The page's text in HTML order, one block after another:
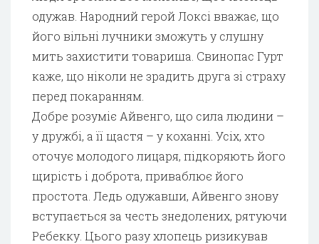
одужав. Народний герой Локсі вважає, що
його вільні лучники зможуть у слушну
мить захистити товариша. Свинопас Гурт
каже, що ніколи не зрадить друга зі страху
перед покаранням.
Добре розуміє Айвенго, що сила людини –
у дружбі, а її щастя – у коханні. Усіх, хто
оточує молодого лицаря, підкоряють його
щирість і доброта, приваблює його
простота. Ледь одужавши, Айвенго знову
вступається за честь знедолених, рятуючи
Ребекку. Цього разу хлопець ризикував